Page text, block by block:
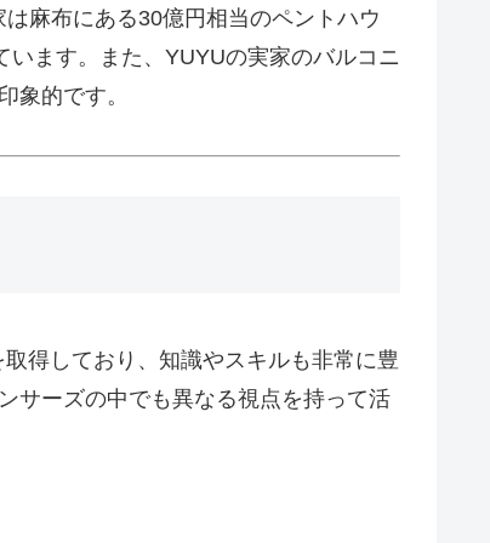
麻布にある30億円相当のペントハウ
ます。また、YUYUの実家のバルコニ
象的です。
得しており、知識やスキルも非常に豊
サーズの中でも異なる視点を持って活